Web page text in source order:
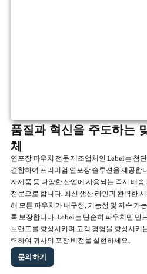
품질과 혁신을 주도하는
체
연포장 파우치 전문 제조업체인 Lebei는 첨
결합하여 프리미엄 연포장 솔루션을 제공합
자제품 등 다양한 산업에 사용되는 즉시 배
전문으로 합니다. 최신 생산 라인과 완벽한
해 모든 파우치가 내구성, 기능성 및 지속 가
록 보장합니다. Lebei는 단순히 파우치만 만
브랜드를 향상시키며 고객 경험을 향상시키
력하여 귀사의 포장 비전을 실현하세요.
문의하기